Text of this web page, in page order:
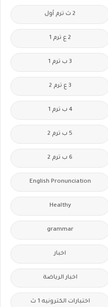
2 ث ترم أول
2 ع ترم 1
3 ب ترم 1
3 ع ترم 2
4 ب ترم 1
5 ب ترم 2
6 ب ترم 2
English Pronunciation
Healthy
grammar
اخبار
اخبار الرياضة
اختبارات الكترونيه 1 ث